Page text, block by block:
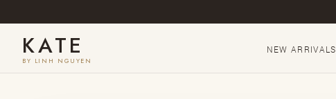
KATE
BY LINH NGUYEN
NEW ARRIVALS